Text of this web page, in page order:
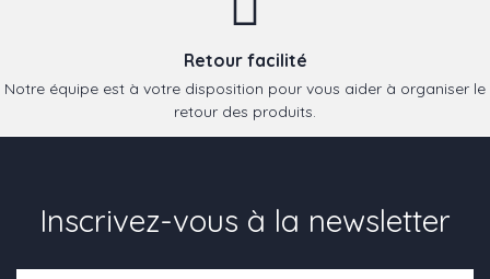
Retour facilité
Notre équipe est à votre disposition pour vous aider à organiser le
retour des produits.
Inscrivez-vous à la newsletter